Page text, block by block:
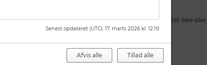
forlader og tager hjem fra kongressen. Returneres skiltet ikke
af skiltet.
kongressen, som kan benyttes på eget ansvar.
Senest opdateret (UTC): 17. marts 2026 kl. 12.10
Afvis alle Tillad alle